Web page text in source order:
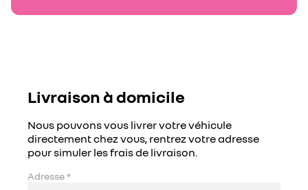
Livraison à domicile
Nous pouvons vous livrer votre véhicule
directement chez vous, rentrez votre adresse
pour simuler les frais de livraison.
Adresse*